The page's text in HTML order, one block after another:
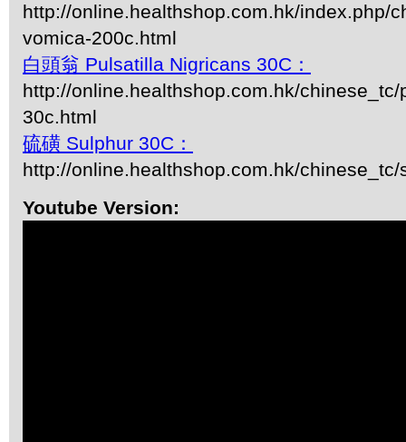
http://online.healthshop.com.hk/index.php/
vomica-200c.html
白頭翁 Pulsatilla Nigricans 30C：
http://online.healthshop.com.hk/
30c.html
硫磺 Sulphur 30C：
http://online.healthshop.com.hk/
Youtube Version: